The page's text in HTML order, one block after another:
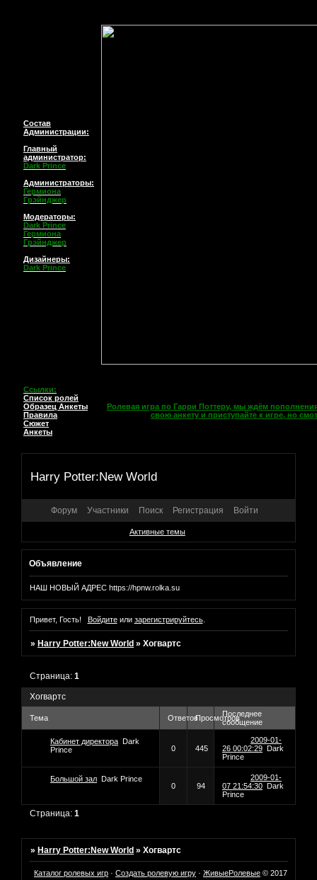
Состав
Администрации:
Главный
администратор:
Dark Prince
Администраторы:
Гермиона
Грэйнджер
Модераторы:
Dark Prince
Гермиона
Грэйнджер
Дизайнеры:
Dark Prince
Ссылки:
Список ролей
Образец Анкеты
Правила
Сюжет
Анкеты
Ролевая игра по Гарри Поттеру, мы ждём
свою анкету и приступайте к игре, но
Harry Potter:New World
Форум Участники Поиск Регистрация Войти
Активные темы
Объявление
НАШ НОВЫЙ АДРЕС https://hpnw.rolka.su
Привет, Гость! Войдитеили зарегистрируйтесь.
» Harry Potter:New World »Хогвартс
Хогвартс
Страница:1
Тема ОтветовПросмотровПоследнее
сообщение
Кабинет директора Dark
Prince
0 445
2009-01-
26 00:02:29 Dark
Prince
Большой зал Dark Prince
0
94
2009-01-
07 21:54:30 Dark
Prince
Страница:1
» Harry Potter:New World »Хогвартс
Каталог ролевых игр · Создать ролевую игру · ЖивыеРолевые © 2017